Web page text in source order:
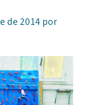
de 2014 por